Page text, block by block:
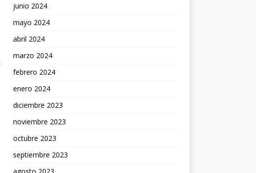
junio 2024
mayo 2024
abril 2024
marzo 2024
febrero 2024
enero 2024
diciembre 2023
noviembre 2023
octubre 2023
septiembre 2023
agosto 2023